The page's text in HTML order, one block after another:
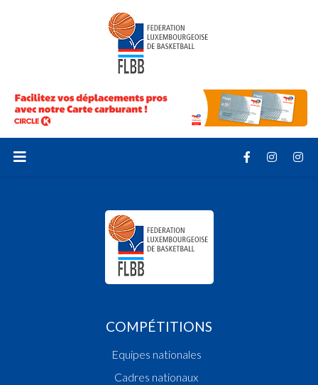
COMPÉTITIONS
Equipes nationales
Cadres nationaux